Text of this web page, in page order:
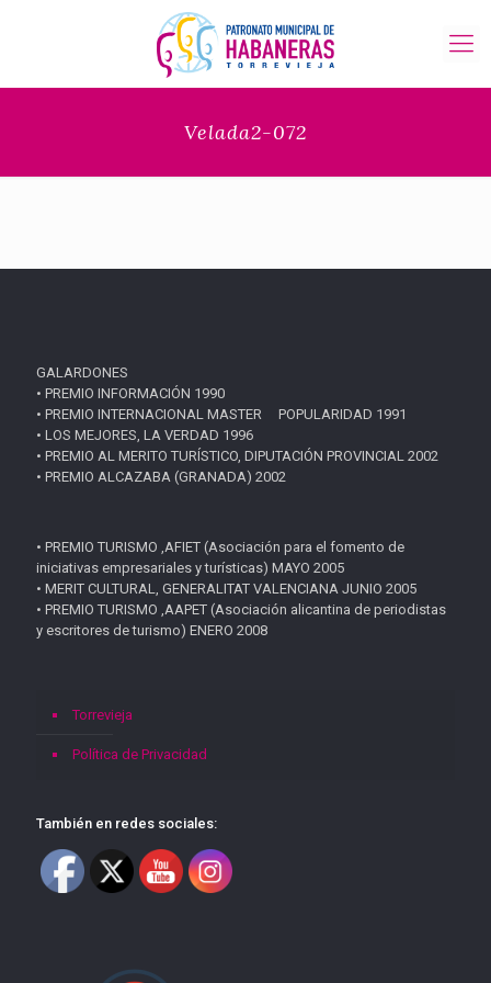
Velada2-072
GALARDONES
• PREMIO INFORMACIÓN 1990
• PREMIO INTERNACIONAL MASTER POPULARIDAD 1991
• LOS MEJORES, LA VERDAD 1996
• PREMIO AL MERITO TURÍSTICO, DIPUTACIÓN PROVINCIAL 2002
• PREMIO ALCAZABA (GRANADA) 2002
• PREMIO TURISMO ,AFIET (Asociación para el fomento de
iniciativas empresariales y turísticas) MAYO 2005
• MERIT CULTURAL, GENERALITAT VALENCIANA JUNIO 2005
• PREMIO TURISMO ,AAPET (Asociación alicantina de periodistas
y escritores de turismo) ENERO 2008
Torrevieja
Política de Privacidad
También en redes sociales: